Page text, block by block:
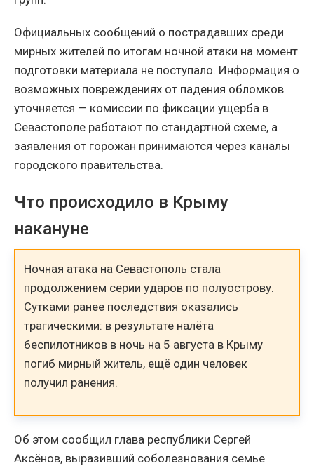
Официальных сообщений о пострадавших среди
мирных жителей по итогам ночной атаки на момент
подготовки материала не поступало. Информация о
возможных повреждениях от падения обломков
уточняется — комиссии по фиксации ущерба в
Севастополе работают по стандартной схеме, а
заявления от горожан принимаются через каналы
городского правительства.
Что происходило в Крыму
накануне
Ночная атака на Севастополь стала
продолжением серии ударов по полуострову.
Сутками ранее последствия оказались
трагическими: в результате налёта
беспилотников в ночь на 5 августа в Крыму
погиб мирный житель, ещё один человек
получил ранения.
Об этом сообщил глава республики Сергей
Аксёнов, выразивший соболезнования семье